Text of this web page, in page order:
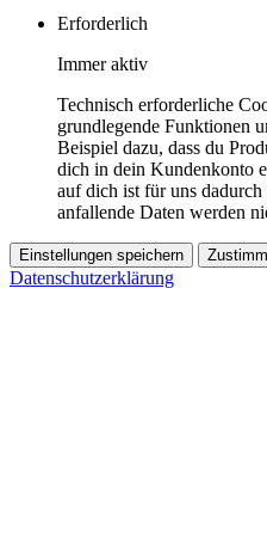
Erforderlich
Immer aktiv
Technisch erforderliche
grundlegende Funktionen
Beispiel dazu, dass du
dich in dein Kundenkonto
auf dich ist für uns
anfallende Daten werden
Einstellungen speichern
Datenschutzerklärung